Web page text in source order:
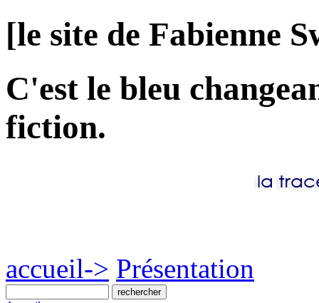
[le site de Fabienne
C'est le bleu
fiction.
accueil-> Présentation